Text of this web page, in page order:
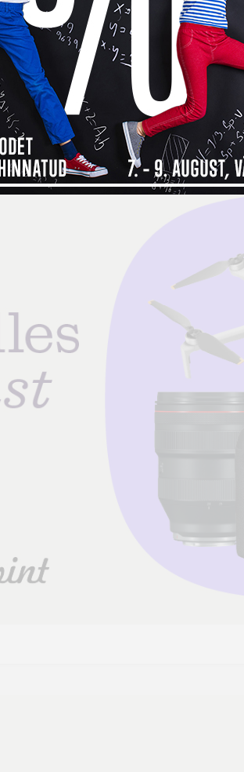
tooted 17 Tarneinfo Saadavus
kauba eest alles
järelmaksu abiga saad soovitud kauba
tuleb makseviisiks valida “Maksa